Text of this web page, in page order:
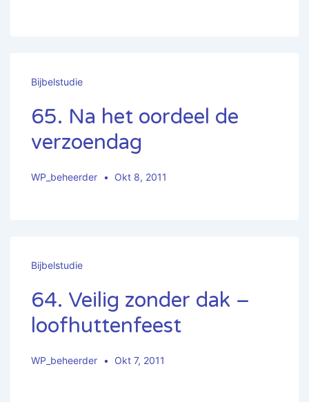
Bijbelstudie
65. Na het oordeel de
verzoendag
WP_beheerder Okt 8, 2011
Bijbelstudie
64. Veilig zonder dak –
loofhuttenfeest
WP_beheerder Okt 7, 2011